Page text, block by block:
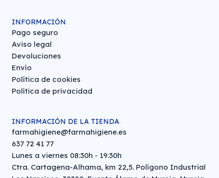
INFORMACIÓN
Pago seguro
Aviso legal
Devoluciones
Envío
Política de cookies
Política de privacidad
INFORMACIÓN DE LA TIENDA
farmahigiene@farmahigiene.es
637 72 41 77
Lunes a viernes 08:30h - 19:30h
Ctra. Cartagena-Alhama, km 22,5. Polígono Industrial